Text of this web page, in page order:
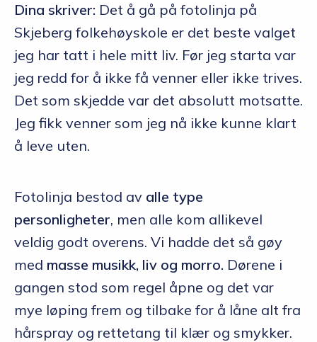
Dina skriver: Det å gå på fotolinja på
Skjeberg folkehøyskole er det beste valget
jeg har tatt i hele mitt liv. Før jeg starta var
jeg redd for å ikke få venner eller ikke trives.
Det som skjedde var det absolutt motsatte.
Jeg fikk venner som jeg nå ikke kunne klart
å leve uten.
Fotolinja bestod av alle type
personligheter, men alle kom allikevel
veldig godt overens. Vi hadde det så gøy
med masse musikk, liv og morro. Dørene i
gangen stod som regel åpne og det var
mye løping frem og tilbake for å låne alt fra
hårspray og rettetang til klær og smykker.